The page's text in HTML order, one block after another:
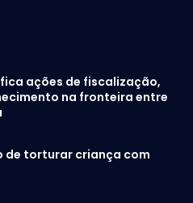
ações de fiscalização,
na fronteira entre
de torturar criança com